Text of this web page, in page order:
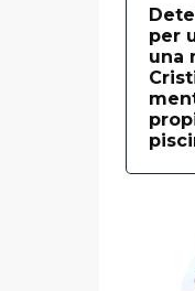
per
una